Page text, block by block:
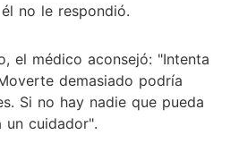
no le respondió.
el médico aconsejó: "Intenta
demasiado podría
Si no hay nadie que pueda
cuidador".